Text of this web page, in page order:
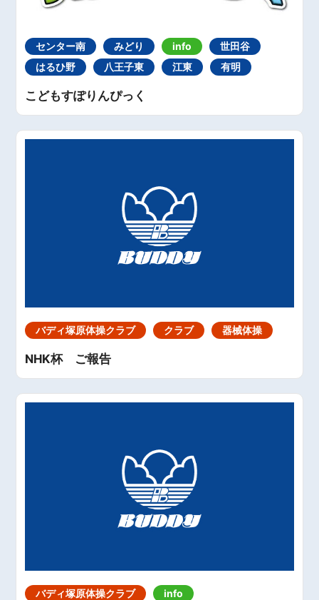
センター南 みどり info
世田谷
はるひ野
八王子東 江東 有明
こどもすぽりんぴっく
バディ塚原体操クラブ クラブ 器械体操
NHK杯 ご報告
バディ塚原体操クラブ info